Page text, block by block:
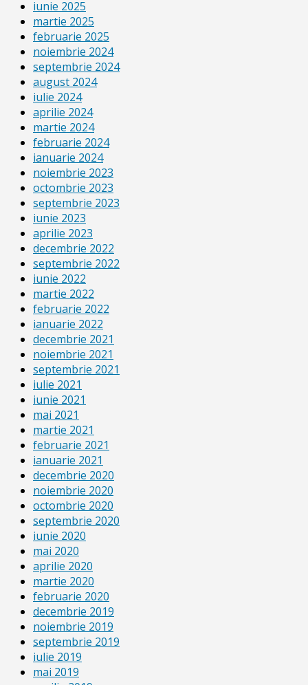
iunie 2025
martie 2025
februarie 2025
noiembrie 2024
septembrie 2024
august 2024
iulie 2024
aprilie 2024
martie 2024
februarie 2024
ianuarie 2024
noiembrie 2023
octombrie 2023
septembrie 2023
iunie 2023
aprilie 2023
decembrie 2022
septembrie 2022
iunie 2022
martie 2022
februarie 2022
ianuarie 2022
decembrie 2021
noiembrie 2021
septembrie 2021
iulie 2021
iunie 2021
mai 2021
martie 2021
februarie 2021
ianuarie 2021
decembrie 2020
noiembrie 2020
octombrie 2020
septembrie 2020
iunie 2020
mai 2020
aprilie 2020
martie 2020
februarie 2020
decembrie 2019
noiembrie 2019
septembrie 2019
iulie 2019
mai 2019